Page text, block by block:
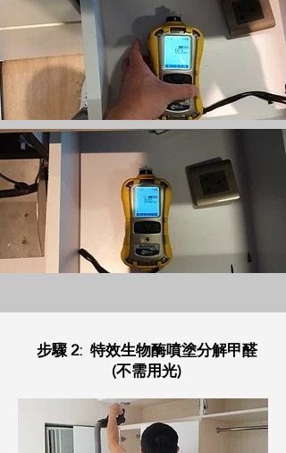
步驟 2: 特效生物酶噴塗分解甲醛
(不需用光)